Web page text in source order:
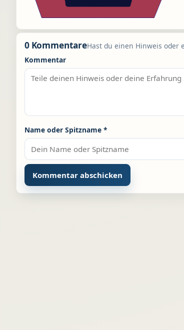
0 KommentareHast du einen Hinweis oder
Kommentar
Name oder Spitzname *